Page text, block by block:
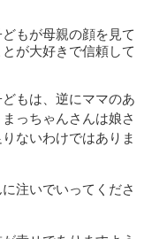
もが母親の顔を見て
が大好きで信頼して
もは、逆にママのあ
っちゃんさんは娘さ
ないわけではありま
注いでいってくださ